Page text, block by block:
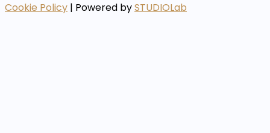
Cookie Policy | Powered bySTUDIOLab